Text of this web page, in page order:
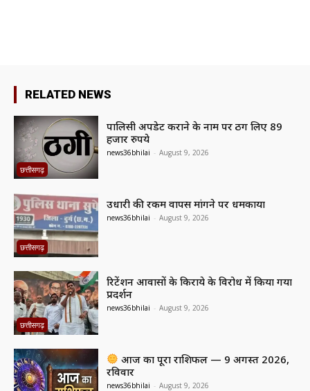
RELATED NEWS
छत्तीसगढ़
पालिसी अपडेट कराने के नाम पर ठग लिए 89
हजार रुपये
news36bhilai - August 9, 2026
छत्तीसगढ़
उधारी की रकम वापस मांगने पर धमकाया
news36bhilai - August 9, 2026
छत्तीसगढ़
रिटेंशन आवासों के किराये के विरोध में किया गया
प्रदर्शन
news36bhilai - August 9, 2026
आज का पूरा राशिफल — 9 अगस्त 2026,
रविवार
news36bhilai - August 9, 2026